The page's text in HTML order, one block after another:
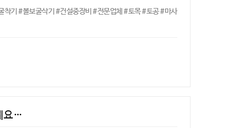
기 #볼보굴삭기 #건설중장비 #전문업체 #토목 #토공 #마사
요…